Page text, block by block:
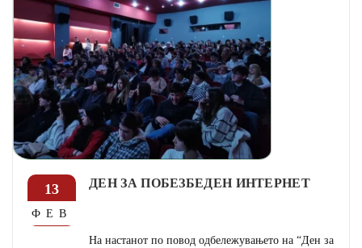
13
ФЕВ
ДЕН ЗА ПОБЕЗБЕДЕН ИНТЕРНЕТ
На настанот по повод одбележувањето на “Ден за